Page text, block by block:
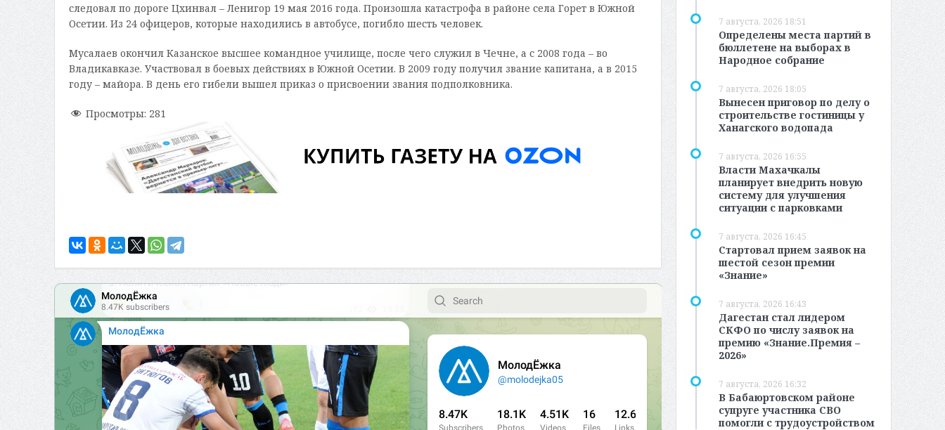
следовал по дороге Цхинвал – Ленигор 19 мая 2016 года. Произошла катастрофа в районе села Горет в Южной
Осетии. Из 24 офицеров, которые находились в автобусе, погибло шесть человек.
Мусалаев окончил Казанское высшее командное училище, после чего служил в Чечне, а с 2008 года – во
Владикавказе. Участвовал в боевых действиях в Южной Осетии. В 2009 году получил звание капитана, а в 2015
году – майора. В день его гибели вышел приказ о присвоении звания подполковника.
Просмотры: 281
7 августа, 2026 18:51
Определены места партий в
бюллетене на выборах в
Народное собрание
7 августа, 2026 18:05
Вынесен приговор по делу о
строительстве гостиницы у
Ханагского водопада
7 августа, 2026 16:55
Власти Махачкалы
планирует внедрить новую
систему для улучшения
ситуации с парковками
7 августа, 2026 16:45
Стартовал прием заявок на
шестой сезон премии
«Знание»
7 августа, 2026 16:43
Дагестан стал лидером
СКФО по числу заявок на
премию «Знание.Премия –
2026»
7 августа, 2026 16:32
В Бабаюртовском районе
супруге участника СВО
помогли с трудоустройством